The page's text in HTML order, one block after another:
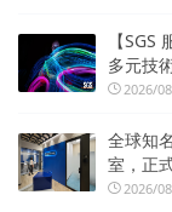
【
多元技
2026/
全球知
室，正
2026/